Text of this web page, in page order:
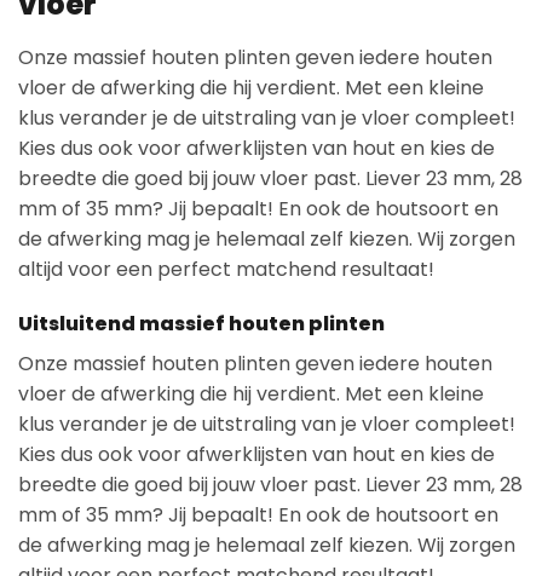
Onze massief houten plinten geven iedere houten
vloer de afwerking die hij verdient. Met een kleine
klus verander je de uitstraling van je vloer compleet!
Kies dus ook voor afwerklijsten van hout en kies de
breedte die goed bij jouw vloer past. Liever 23 mm, 28
mm of 35 mm? Jij bepaalt! En ook de houtsoort en
de afwerking mag je helemaal zelf kiezen. Wij zorgen
altijd voor een perfect matchend resultaat!
Uitsluitend massief houten plinten
Onze massief houten plinten geven iedere houten
vloer de afwerking die hij verdient. Met een kleine
klus verander je de uitstraling van je vloer compleet!
Kies dus ook voor afwerklijsten van hout en kies de
breedte die goed bij jouw vloer past. Liever 23 mm, 28
mm of 35 mm? Jij bepaalt! En ook de houtsoort en
de afwerking mag je helemaal zelf kiezen. Wij zorgen